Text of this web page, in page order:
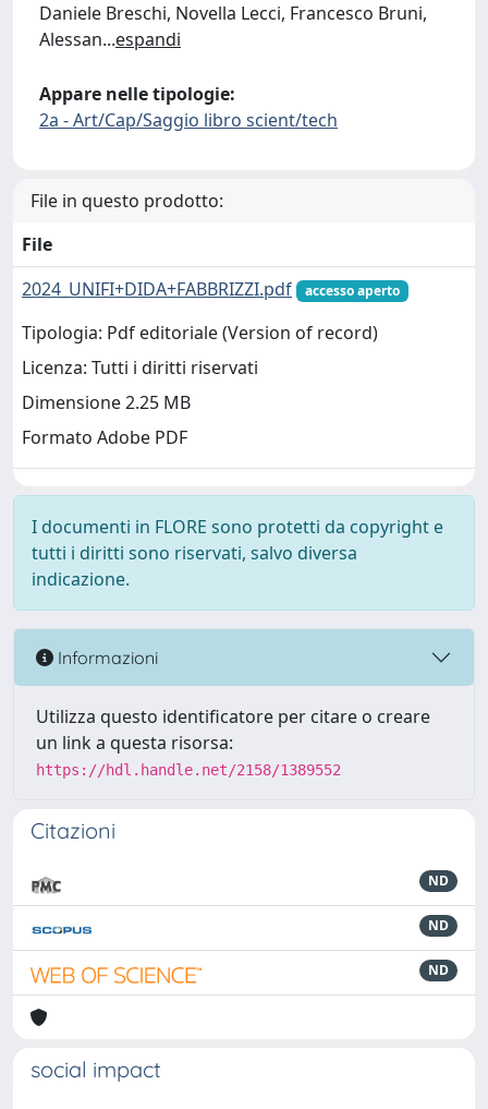
Daniele Breschi, Novella Lecci, Francesco Bruni,
Alessan...espandi
Appare nelle tipologie:
2a - Art/Cap/Saggio libro scient/tech
File in questo prodotto:
File
2024_UNIFI+DIDA+FABBRIZZI.pdf
accesso aperto
Tipologia: Pdf editoriale (Version of record)
Licenza: Tutti i diritti riservati
Dimensione 2.25 MB
Formato Adobe PDF
I documenti in FLORE sono protetti da copyright e
tutti i diritti sono riservati, salvo diversa
indicazione.
Informazioni
Utilizza questo identificatore per citare o creare
un link a questa risorsa:
https://hdl.handle.net/2158/1389552
Citazioni
ND
ND
ND
social impact